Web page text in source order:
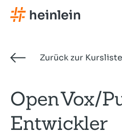
Direkt
zum
Zurück zur Kursliste
OpenVox/
Entwickler